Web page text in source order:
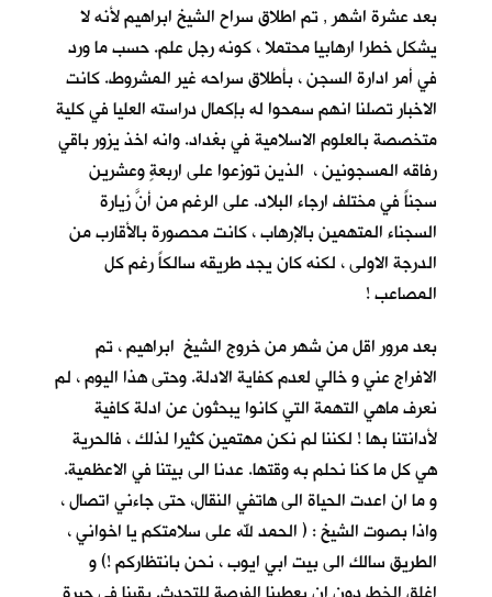
بعد عشرة اشهر , تم اطلاق سراح الشيخ ابراهيم لأنه لا
يشكل خطرا ارهابيا محتملا ، كونه رجل علم. حسب ما ورد
في أمر ادارة السجن ، بأطلاق سراحه غير المشروط. كانت
الاخبار تصلنا انهم سمحوا له بإكمال دراسته العليا في كلية
متخصصة بالعلوم الاسلامية في بغداد. وانه اخذ يزور باقي
رفاقه المسجونين ، الذين توزعوا على اربعةٍ وعشرين
سجناً في مختلف ارجاء البلاد. على الرغم من أنَّ زيارة
السجناء المتهمين بالإرهاب ، كانت محصورة بالأقارب من
الدرجة الاولى ، لكنه كان يجد طريقه سالكاً رغم كل
المصاعب !
بعد مرور اقل من شهر من خروج الشيخ ابراهيم ، تم
الافراج عني و خالي لعدم كفاية الادلة. وحتى هذا اليوم ، لم
نعرف ماهي التهمة التي كانوا يبحثون عن ادلة كافية
لأدانتنا بها ! لكننا لم نكن مهتمين كثيرا لذلك ، فالحرية
هي كل ما كنا نحلم به وقتها. عدنا الى بيتنا في الاعظمية.
و ما ان اعدت الحياة الى هاتفي النقال، حتى جاءني اتصال ،
واذا بصوت الشيخ : ( الحمد لله على سلامتكم يا اخواني ،
الطريق سالك الى بيت ابي ايوب ، نحن بانتظاركم !) و